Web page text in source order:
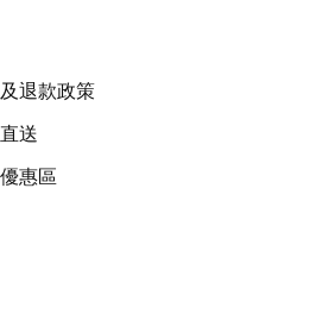
退款政策
送
惠區